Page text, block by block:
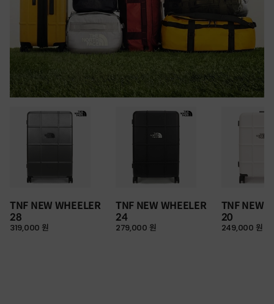
TNF NEW WHEELER
28
319,000 원
TNF NEW WHEELER
24
279,000 원
TNF NEW
20
249,000 원